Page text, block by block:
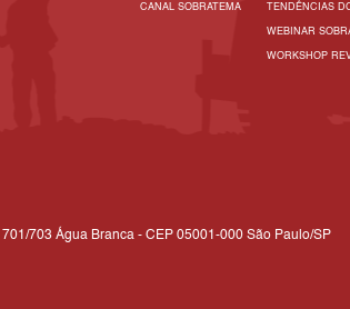
CANAL SOBRATEMA TENDÊNCIAS
WEBINAR
WORKSHOP
703 Água Branca - CEP 05001-000 São Paulo/SP